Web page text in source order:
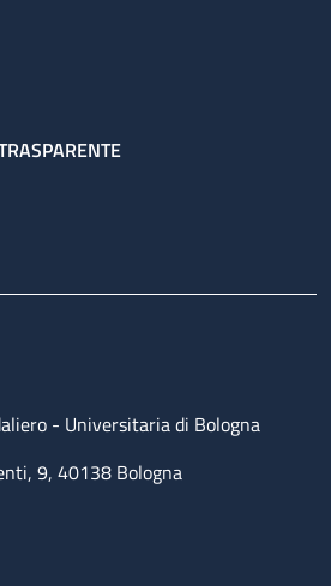
- Universitaria di Bologna
9, 40138 Bologna